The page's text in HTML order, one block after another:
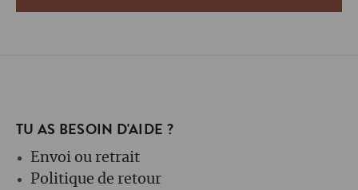
TU AS BESOIN D'AIDE ?
Envoi ou retrait
Politique de retour